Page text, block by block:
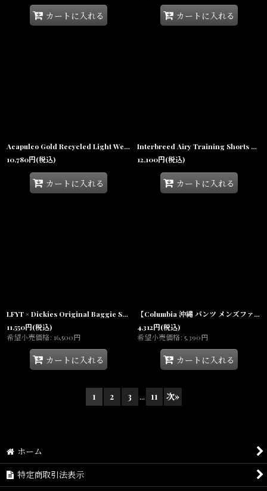
カートに入れる カートに入れる
Acapulco Gold Recycled Light Weight Nylon Shorts Black テック リサイクル ナイロン ショーツ メンズ
10,780円(税込)
カートに入れる
Interbreed Airy Training Shorts Blackwatch メッシュ ショーツ バスケ ジャージ
12,100円(税込)
カートに入れる
LFYT × Dickies Original Baggie Shorts BLK ディッキーズ バギー ハーフパンツ LFYT Lafayette
11,550円(税込)
希望小売価格: 16,500円
カートに入れる
【Columbia 沖縄 パンツ メンズファッション 通販】Backcast TM III Water Short ショーツ Utility Fishing PFG Fossil Beige
4,312円(税込)
希望小売価格: 5,390円
カートに入れる
1 2 3 ... 11 次»
ホーム
特定商取引法表示